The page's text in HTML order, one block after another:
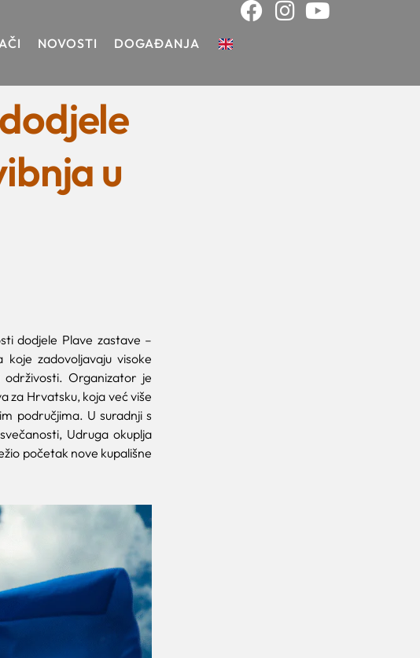
NOVOSTI DOGAĐANJA
u
dodjele Plave zastave –
zadovoljavaju visoke
Organizator je
za Hrvatsku, koja već više
područjima. U suradnji s
Udruga okuplja
početak nove kupališne